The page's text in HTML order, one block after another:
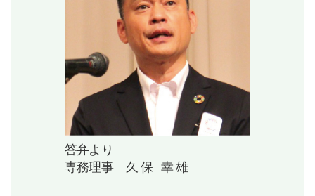
答弁より
専務理事 久保 幸雄